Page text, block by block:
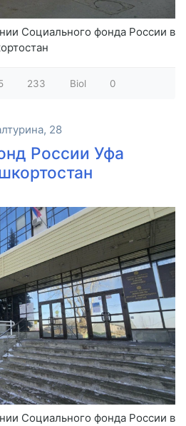
Социального фонда России в
233 Biol 0
28
России Уфа
Социального фонда России в